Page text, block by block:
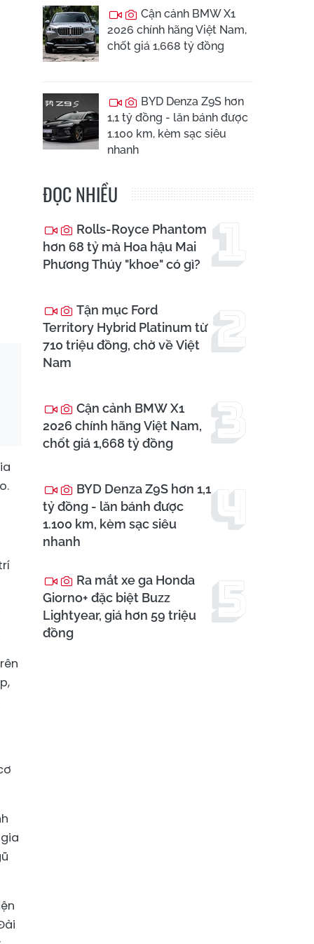
Cận cảnh BMW X1
2026 chính hãng Việt Nam,
chốt giá 1,668 tỷ đồng
BYD Denza Z9S hơn
1,1 tỷ đồng - lăn bánh được
1.100 km, kèm sạc siêu
nhanh
ĐỌC NHIỀU
Rolls-Royce Phantom
hơn 68 tỷ mà Hoa hậu Mai
Phương Thúy "khoe" có gì?
Tận mục Ford
Territory Hybrid Platinum từ
710 triệu đồng, chờ về Việt
Nam
Cận cảnh BMW X1
2026 chính hãng Việt Nam,
chốt giá 1,668 tỷ đồng
BYD Denza Z9S hơn 1,1
tỷ đồng - lăn bánh được
1.100 km, kèm sạc siêu
nhanh
Ra mắt xe ga Honda
Giorno+ đặc biệt Buzz
Lightyear, giá hơn 59 triệu
đồng